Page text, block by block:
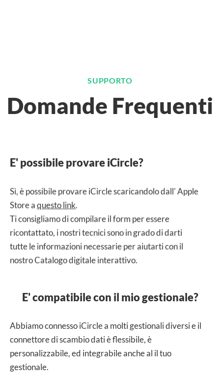
SUPPORTO
Domande Frequenti
E' possibile provare iCircle?
Sì, è possibile provare iCircle scaricandolo dall' Apple
Store aquesto link.
Ti consigliamo di compilare il form per essere
ricontattato, i nostri tecnici sono in grado di darti
tutte le informazioni necessarie per aiutarti con il
nostro Catalogo digitale interattivo.
E' compatibile con il mio gestionale?
Abbiamo connesso iCircle a molti gestionali diversi e il
connettore di scambio dati è flessibile, è
personalizzabile, ed integrabile anche al il tuo
gestionale.